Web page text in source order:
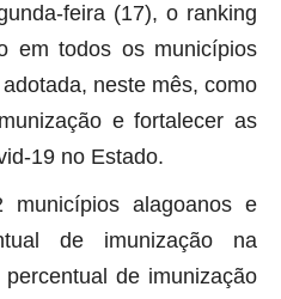
feira (17), o ranking
em todos os municípios
neste mês, como
e fortalecer as
19 no Estado.
alagoanos e
de imunização na
de imunização